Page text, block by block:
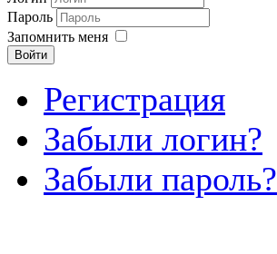
Пароль
Запомнить меня
Войти
Регистрация
Забыли логин?
Забыли пароль?